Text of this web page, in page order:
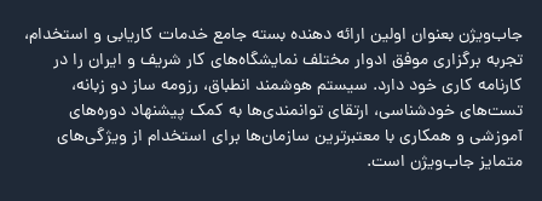
جاب‌ویژن بعنوان اولین ارائه دهنده بسته جامع خدمات کاریابی و استخدام،
تجربه برگزاری موفق ادوار مختلف نمایشگاه‌های کار شریف و ایران را در
کارنامه کاری خود دارد. سیستم هوشمند انطباق، رزومه ساز دو زبانه،
تست‌های خودشناسی، ارتقای توانمندی‌ها به کمک پیشنهاد دوره‌های
آموزشی و همکاری با معتبرترین سازمان‌ها برای استخدام از ویژگی‌های
متمایز جاب‌ویژن است.